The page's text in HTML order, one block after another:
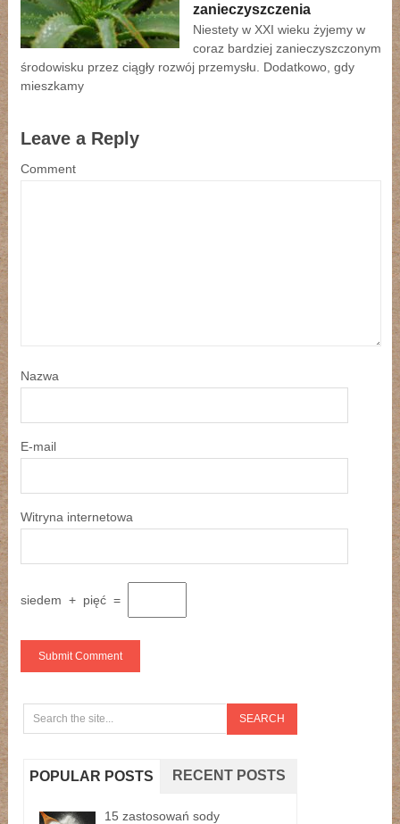
zanieczyszczenia
Niestety w XXI wieku żyjemy w
coraz bardziej zanieczyszczonym
środowisku przez ciągły rozwój przemysłu. Dodatkowo, gdy
mieszkamy
Leave a Reply
Comment
Nazwa
E-mail
Witryna internetowa
siedem + pięć =
POPULAR POSTS RECENT POSTS
15 zastosowań sody